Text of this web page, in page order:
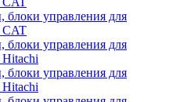
блоки управления для
CAT
блоки управления для
блоки управления для